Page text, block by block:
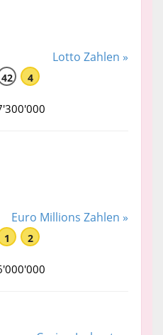
Lotto Zahlen »
42 4
Euro Millions Zahlen »
1 2